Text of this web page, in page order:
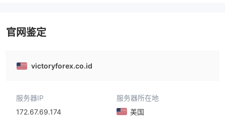
官网鉴定
victoryforex.co.id
服务器IP
172.67.69.174
服务器所在地
美国